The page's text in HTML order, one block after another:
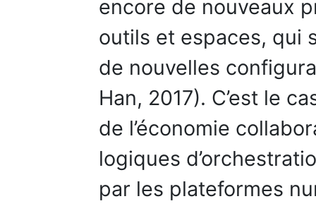
encore de nouveaux
outils et espaces, qui
de nouvelles
Han, 2017). C’est le
de l’économie
logiques
par les plateformes